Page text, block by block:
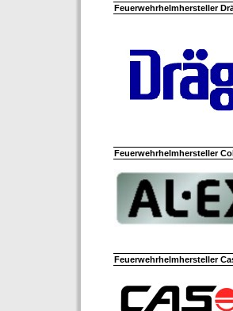
Feuerwehrhelmhersteller
Feuerwehrhelmhersteller
Feuerwehrhelmhersteller